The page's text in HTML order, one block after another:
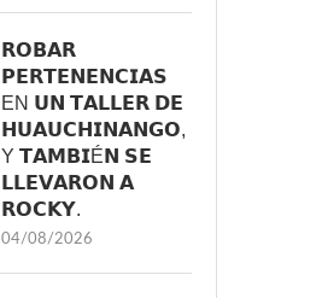
𝗥𝗢𝗕𝗔𝗥
𝗣𝗘𝗥𝗧𝗘𝗡𝗘𝗡𝗖𝗜𝗔𝗦
EN 𝗨𝗡 𝗧𝗔𝗟𝗟𝗘𝗥 𝗗𝗘
𝗛𝗨𝗔𝗨𝗖𝗛𝗜𝗡𝗔𝗡𝗚𝗢,
Y 𝗧𝗔𝗠𝗕𝗜É𝗡 𝗦𝗘
𝗟𝗟𝗘𝗩𝗔𝗥𝗢𝗡 𝗔
𝗥𝗢𝗖𝗞𝗬.
04/08/2026